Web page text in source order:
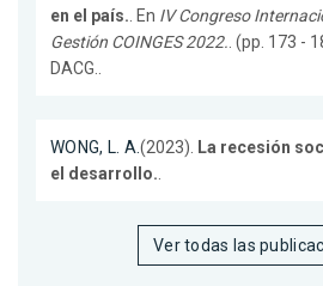
en el país. . En IV Congreso
Gestión COINGES 2022. . (pp. 173 -
DACG..
WONG, L. A.(2023).
La recesión
el desarrollo.
Ver todas las